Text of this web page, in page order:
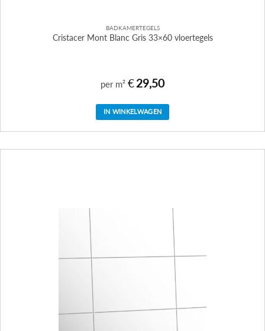
BADKAMERTEGELS
Cristacer Mont Blanc Gris 33×60 vloertegels
per m² €29,50
IN WINKELWAGEN